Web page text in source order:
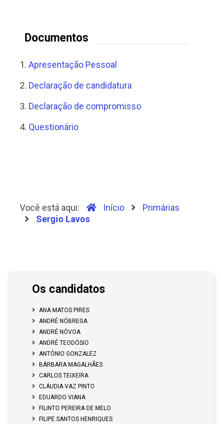
Documentos
1. Apresentação Pessoal
2. Declaração de candidatura
3. Declaração de compromisso
4. Questionário
Você está aqui: Início
Primárias
Sergio Lavos
Os candidatos
ANA MATOS PIRES
ANDRÉ NÓBREGA
ANDRÉ NÓVOA
ANDRÉ TEODÓSIO
ANTÓNIO GONZALEZ
BÁRBARA MAGALHÃES
CARLOS TEIXEIRA
CLÁUDIA VAZ PINTO
EDUARDO VIANA
FILINTO PEREIRA DE MELO
FILIPE SANTOS HENRIQUES